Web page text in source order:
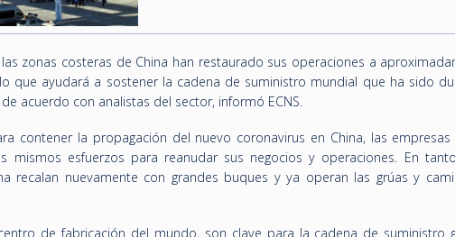
zonas costeras de China han restaurado sus operaciones a
que ayudará a sostener la cadena de suministro mundial que ha sido
acuerdo con analistas del sector, informó ECNS.
contener la propagación del nuevo coronavirus en China, las
mismos esfuerzos para reanudar sus negocios y operaciones. En
recalan nuevamente con grandes buques y ya operan las grúas y
de fabricación del mundo, son clave para la cadena de suministro